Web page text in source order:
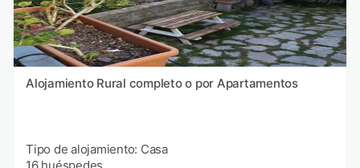
Alojamiento Rural completo o por Apartamentos
Tipo de alojamiento: Casa
16 huéspedes